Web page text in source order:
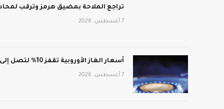
تراجع الملاحة بمضيق هرمز وترقب
7 أغسطس، 2026
أسعار الغاز الأوروبية تقفز 10% لتصل إلى 688 دولار لكل ألف متر مكعب
7 أغسطس، 2026